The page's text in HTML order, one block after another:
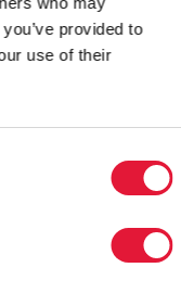
provided to
use of their
estado
las cámaras, y
los puntos
Sabry, que